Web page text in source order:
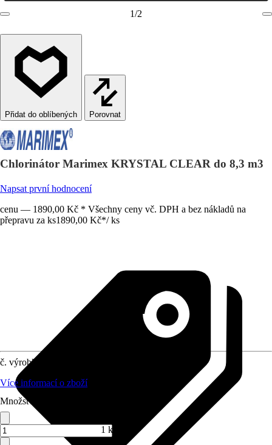
1/2
Porovnat
Chlorinátor Marimex KRYSTAL CLEAR do 8,3 m3
Napsat první hodnocení
cenu — 1890,00 Kč * Všechny ceny vč. DPH a bez nákladů na
přepravu za ks1890,00 Kč*/ ks
č. výrobku
Více informací o zboží
Množství (ks)
1 ks